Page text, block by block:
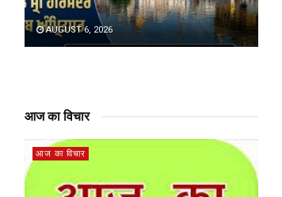
AUGUST 6, 2026
आज का विचार
आज का विचार